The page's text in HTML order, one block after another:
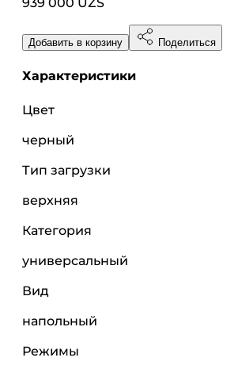
Добавить в корзину Поделиться
Характеристики
Цвет
черный
Тип загрузки
верхняя
Категория
универсальный
Вид
напольный
Режимы